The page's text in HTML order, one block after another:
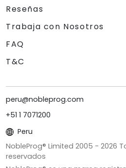
Reseñas
Trabaja con Nosotros
FAQ
T&C
peru@nobleprog.com
+51 1 7071200
Peru
NobleProg® Limited 2005 - 2026
reservados